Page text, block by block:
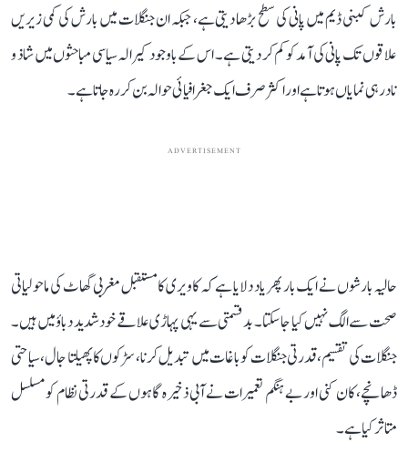
بارش کبنی ڈیم میں پانی کی سطح بڑھا دیتی ہے، جبکہ ان جنگلات میں بارش کی کمی زیریں
علاقوں تک پانی کی آمد کو کم کر دیتی ہے۔ اس کے باوجود کیرالہ سیاسی مباحثوں میں شاذ و
نادر ہی نمایاں ہوتا ہے اور اکثر صرف ایک جغرافیائی حوالہ بن کر رہ جاتا ہے۔
ADVERTISEMENT
حالیہ بارشوں نے ایک بار پھر یاد دلایا ہے کہ کاویری کا مستقبل مغربی گھاٹ کی ماحولیاتی
صحت سے الگ نہیں کیا جا سکتا۔ بدقسمتی سے یہی پہاڑی علاقے خود شدید دباؤ میں ہیں۔
جنگلات کی تقسیم، قدرتی جنگلات کو باغات میں تبدیل کرنا، سڑکوں کا پھیلتا جال، سیاحتی
ڈھانچے، کان کنی اور بے ہنگم تعمیرات نے آبی ذخیرہ گاہوں کے قدرتی نظام کو مسلسل
متاثر کیا ہے۔